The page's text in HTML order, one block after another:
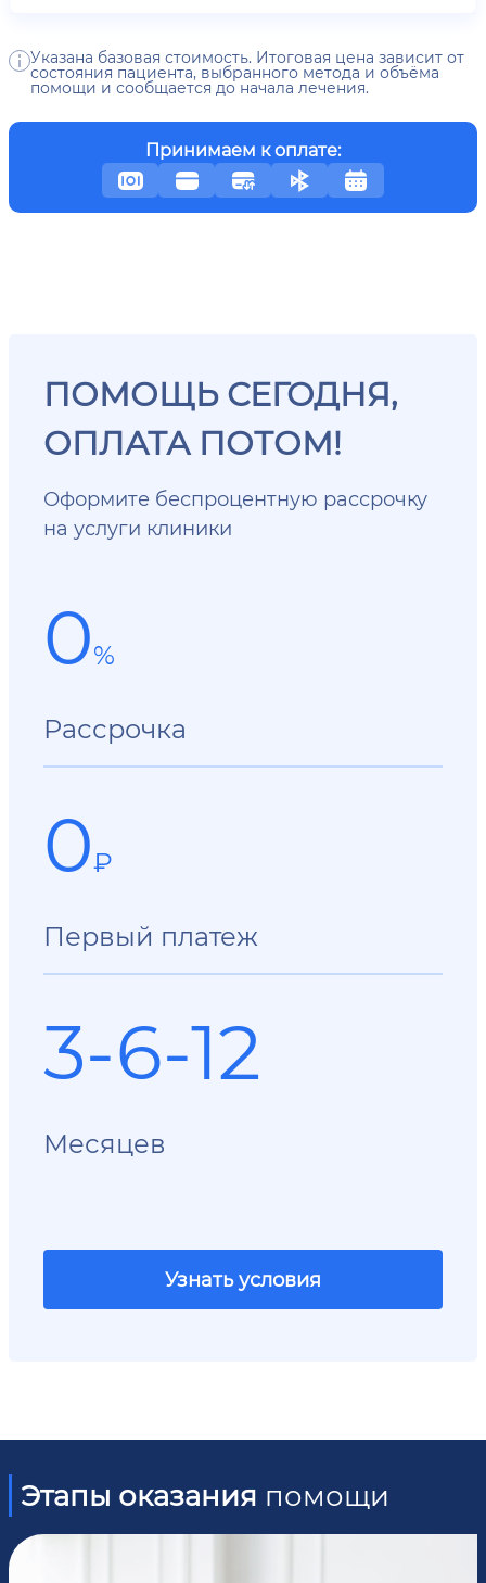
Указана базовая стоимость. Итоговая цена зависит от
состояния пациента, выбранного метода и объёма
помощи и сообщается до начала лечения.
Принимаем к оплате:
ПОМОЩЬ СЕГОДНЯ,
ОПЛАТА ПОТОМ!
Оформите беспроцентную рассрочку
на услуги клиники
0%
Рассрочка
0₽
Первый платеж
3-6-12
Месяцев
Узнать условия
Этапы оказания помощи